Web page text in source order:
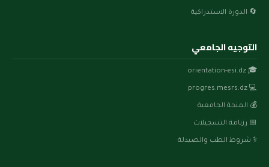
🔄 الدورة الاستدراكية
التوجيه الجامعي
🎓 orientation-esi.dz
💻 progres.mesrs.dz
💰 المنحة الجامعية
📅 رزنامة التسجيلات
⚕️ شروط الطب والصيدلة